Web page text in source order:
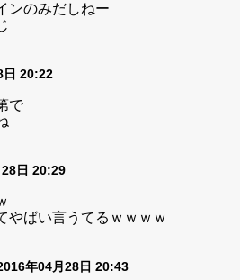
ンのみだしねー
日 20:22
で
日 20:29
やばい言うてるｗｗｗｗ
年04月28日 20:43